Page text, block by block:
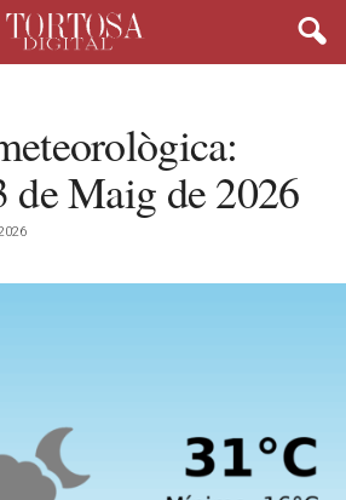
de Maig de 2026